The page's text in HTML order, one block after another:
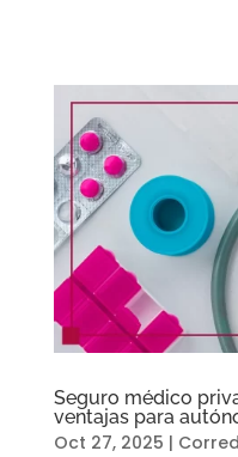
Seguro médico
ventajas para
Oct 27, 2025 |